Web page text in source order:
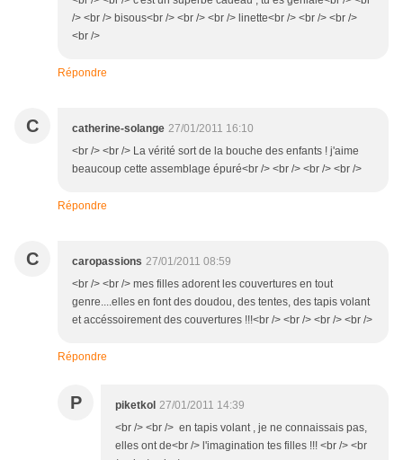
/> <br /> bisous<br /> <br /> <br /> linette<br /> <br /> <br />
<br />
Répondre
C catherine-solange 27/01/2011 16:10
<br /> <br /> La vérité sort de la bouche des enfants ! j'aime
beaucoup cette assemblage épuré<br /> <br /> <br /> <br />
Répondre
C caropassions 27/01/2011 08:59
<br /> <br /> mes filles adorent les couvertures en tout
genre....elles en font des doudou, des tentes, des tapis volant
et accéssoirement des couvertures !!!<br /> <br /> <br /> <br />
Répondre
P piketkol 27/01/2011 14:39
<br /> <br /> en tapis volant , je ne connaissais pas,
elles ont de<br /> l'imagination tes filles !!! <br /> <br